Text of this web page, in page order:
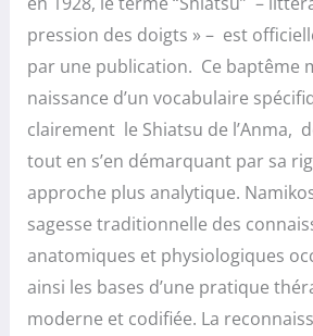
pression des doigts » – est
par une publication. Ce baptême
naissance d’un vocabulaire
clairement le Shiatsu de l’Anma,
tout en s’en démarquant par sa
approche plus analytique.
sagesse traditionnelle des
anatomiques et physiologiques
ainsi les bases d’une pratique
moderne et codifiée. La